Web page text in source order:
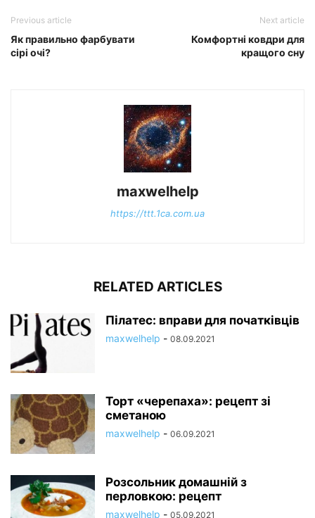
Previous article
Як правильно фарбувати
сірі очі?
Next article
Комфортні ковдри для
кращого сну
maxwelhelp
https://ttt.1ca.com.ua
RELATED ARTICLES
Пілатес: вправи для початківців
maxwelhelp - 08.09.2021
Торт «черепаха»: рецепт зі
сметаною
maxwelhelp - 06.09.2021
Розсольник домашній з
перловкою: рецепт
maxwelhelp - 05.09.2021